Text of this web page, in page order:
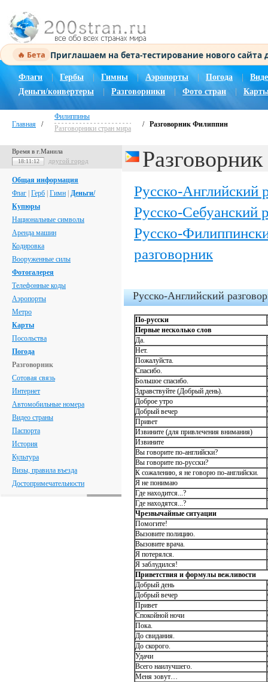
🔥 Бета Приглашаем на бета-тестирование нового
Флаги Гербы Гимны | Аэропорты Погода |
Деньги/конвертеры
Разговорники Фото стран
Главная /
Филиппины
Разговорники стран мира
/ Разговорник Филиппин
Время в г.Манила
18:11:13 другой город
Общая информация
Флаг Герб Гимн Деньги/
Купюры
Национальные символы
Аренда машин
Кодировка
Вооруженные силы
Фотогалерея
Телефонные коды
Аэропорты
Метро
Карты
Посольства
Погода
Разговорник
Сотовая связь
Интернет
Автомобильные номера
Видео страны
Паспорта
История
Культура
Визы, правила въезда
Достопримечательности
Русско-Английский
Русско-Себуанский
Русско-
разговорник
Русско-Английский
По-русски
Первые несколько слов
Да.
Нет.
Пожалуйста.
Спасибо.
Большое спасибо.
Здравствуйте (Добрый день).
Доброе утро
Добрый вечер
Привет
Извините (для привлечения внимания)
Извините
Вы говорите по-английски?
Вы говорите по-русски?
К сожалению, я не говорю по-английски.
Я не понимаю
Где находится...?
Где находятся...?
Чрезвычайные ситуации
Помогите!
Вызовите полицию.
Вызовите врача.
Я потерялся.
Я заблудился!
Приветствия и формулы вежливости
Добрый день
Добрый вечер
Привет
Спокойной ночи
Пока.
До свидания.
До скорого.
Удачи
Всего наилучшего.
Меня зовут…